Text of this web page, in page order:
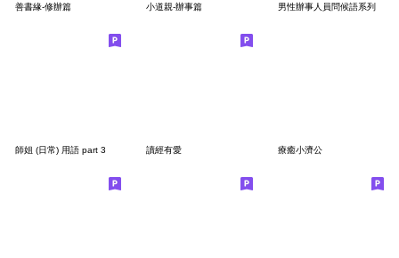
善書緣-修辦篇 小道親-辦事篇 男性辦事人員問候語系列
師姐 (日常) 用語 part 3 讀經有愛 療癒小濟公